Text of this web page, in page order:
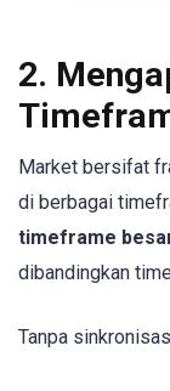
2.
Market bersifat
di berbagai
timeframe
dibandingkan
Tanpa